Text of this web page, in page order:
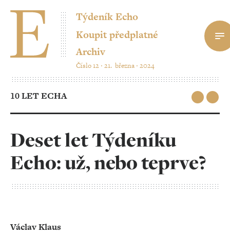
Týdeník Echo
Koupit předplatné
Archiv
Číslo 12 ‧ 21. března ‧ 2024
10 LET ECHA
Deset let Týdeníku
Echo: už, nebo teprve?
Václav Klaus